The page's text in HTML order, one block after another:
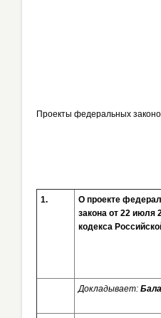
Проекты федеральных
1.
О проекте
закона от 22 июля
кодекса
Докладывает: